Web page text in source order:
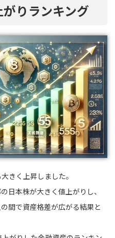
りランキング
きく上昇しました。
日本株が大きく値上がりし、
間で資産格差が広がる結果と